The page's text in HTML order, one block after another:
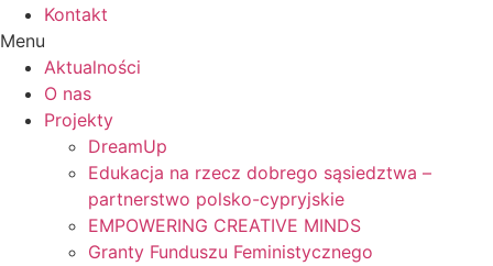
Kontakt
Menu
Aktualności
O nas
Projekty
DreamUp
Edukacja na rzecz dobrego sąsiedztwa –
partnerstwo polsko-cypryjskie
EMPOWERING CREATIVE MINDS
Granty Funduszu Feministycznego